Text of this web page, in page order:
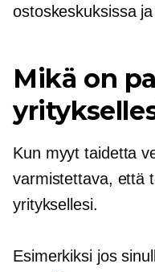
ostoskeskuksissa
Mikä on
Kun myyt taidetta
varmistettava, että
yrityksellesi.
Esimerkiksi jos